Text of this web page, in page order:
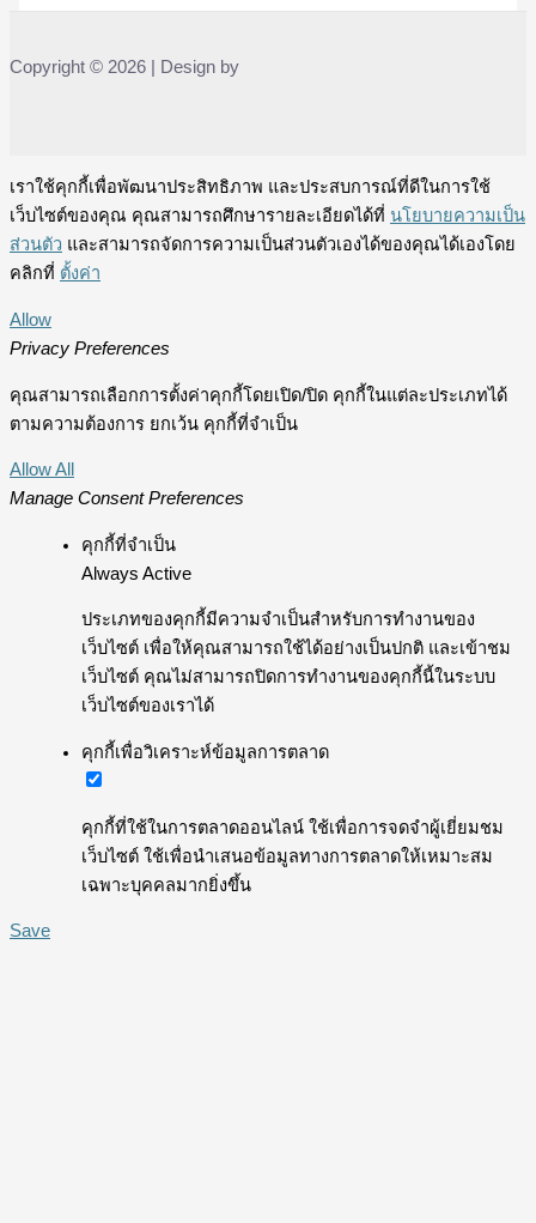
Copyright © 2026 | Design by
เราใช้คุกกี้เพื่อพัฒนาประสิทธิภาพ และประสบการณ์ที่ดีในการใช้
เว็บไซต์ของคุณ คุณสามารถศึกษารายละเอียดได้ที่ นโยบายความเป็น
ส่วนตัว และสามารถจัดการความเป็นส่วนตัวเองได้ของคุณได้เองโดย
คลิกที่ ตั้งค่า
Allow
Privacy Preferences
คุณสามารถเลือกการตั้งค่าคุกกี้โดยเปิด/ปิด คุกกี้ในแต่ละประเภทได้
ตามความต้องการ ยกเว้น คุกกี้ที่จำเป็น
Allow All
Manage Consent Preferences
คุกกี้ที่จำเป็น
Always Active
ประเภทของคุกกี้มีความจำเป็นสำหรับการทำงานของ
เว็บไซต์ เพื่อให้คุณสามารถใช้ได้อย่างเป็นปกติ และเข้าชม
เว็บไซต์ คุณไม่สามารถปิดการทำงานของคุกกี้นี้ในระบบ
เว็บไซต์ของเราได้
คุกกี้เพื่อวิเคราะห์ข้อมูลการตลาด
คุกกี้ที่ใช้ในการตลาดออนไลน์ ใช้เพื่อการจดจำผู้เยี่ยมชม
เว็บไซต์ ใช้เพื่อนำเสนอข้อมูลทางการตลาดให้เหมาะสม
เฉพาะบุคคลมากยิ่งขึ้น
Save